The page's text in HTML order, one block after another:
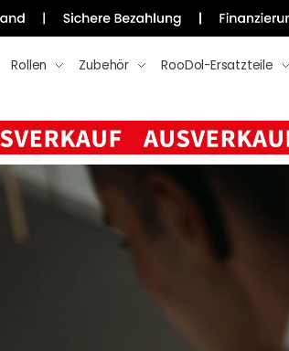
Rollen Zubehör RooDol-Ersatzteile